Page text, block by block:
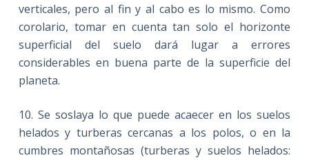
verticales, pero al fin y al cabo es lo mismo. Como
corolario, tomar en cuenta tan solo el horizonte
superficial del suelo dará lugar a errores
considerables en buena parte de la superficie del
planeta.
10. Se soslaya lo que puede acaecer en los suelos
helados y turberas cercanas a los polos, o en la
cumbres montañosas (turberas y suelos helados: